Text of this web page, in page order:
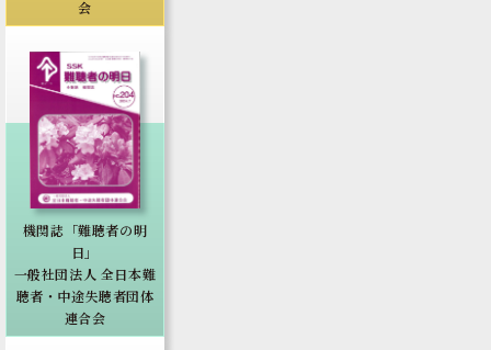
会
機関誌「難聴者の明
日」
一般社団法人 全日本難
聴者・中途失聴者団体
連合会